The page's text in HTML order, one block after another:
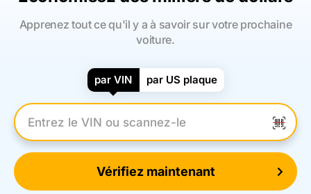
Apprenez tout ce qu'il y a à savoir sur votre prochaine
voiture.
par VIN par US plaque
Entrez le numéro VIN
Vérifiez maintenant